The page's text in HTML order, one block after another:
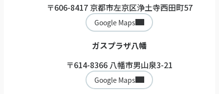
〒606-8417 京都市左京区浄土寺西田町57
Google Maps
ガスプラザ八幡
〒614-8366 八幡市男山泉3-21
Google Maps